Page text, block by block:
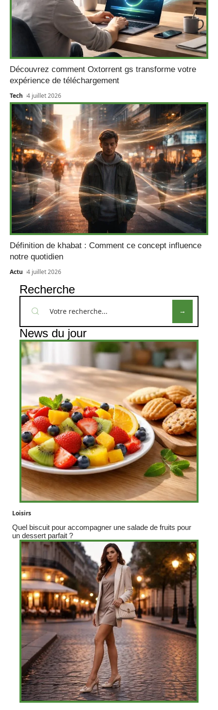
Découvrez comment Oxtorrent gs transforme votre
expérience de téléchargement
Tech 4 juillet 2026
Définition de khabat : Comment ce concept influence
notre quotidien
Actu 4 juillet 2026
Recherche
News du jour
Loisirs
Quel biscuit pour accompagner une salade de fruits pour
un dessert parfait ?